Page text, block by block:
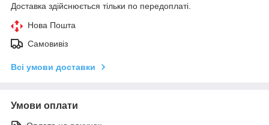
Доставка здійснюється тільки по передоплаті.
Нова Пошта
Самовивіз
Всі умови доставки
Умови оплати